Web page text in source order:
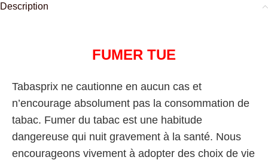
Description
FUMER TUE
Tabasprix ne cautionne en aucun cas et
n’encourage absolument pas la consommation de
tabac. Fumer du tabac est une habitude
dangereuse qui nuit gravement à la santé. Nous
encourageons vivement à adopter des choix de vie